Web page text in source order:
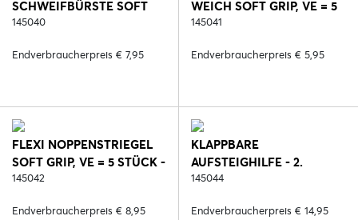
SCHWEIFBÜRSTE SOFT
GRIP, VE = 5 STÜCK - 2.
145040
Endverbraucherpreis € 7,95
WEICH SOFT GRIP, VE = 5
STÜCK - 2. SCHWARZ
145041
Endverbraucherpreis € 5,95
FLEXI NOPPENSTRIEGEL
SOFT GRIP, VE = 5 STÜCK -
2. SCHWARZ
145042
Endverbraucherpreis € 8,95
KLAPPBARE
AUFSTEIGHILFE - 2.
SCHWARZ
145044
Endverbraucherpreis € 14,95